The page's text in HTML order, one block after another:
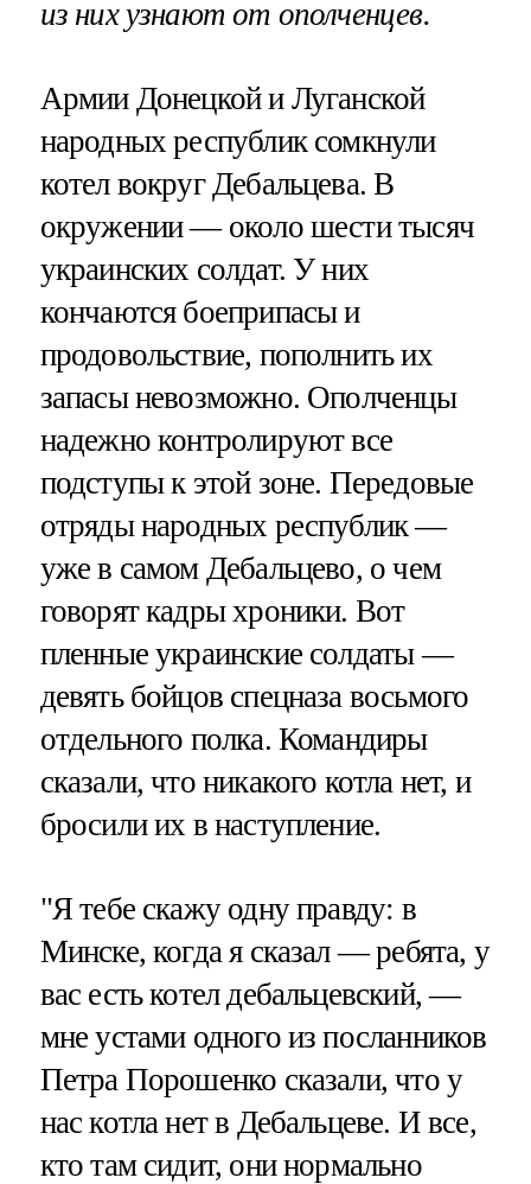
из них узнают от ополченцев.
Армии Донецкой и Луганской
народных республик сомкнули
котел вокруг Дебальцева. В
окружении — около шести тысяч
украинских солдат. У них
кончаются боеприпасы и
продовольствие, пополнить их
запасы невозможно. Ополченцы
надежно контролируют все
подступы к этой зоне. Передовые
отряды народных республик —
уже в самом Дебальцево, о чем
говорят кадры хроники. Вот
пленные украинские солдаты —
девять бойцов спецназа восьмого
отдельного полка. Командиры
сказали, что никакого котла нет, и
бросили их в наступление.
"Я тебе скажу одну правду: в
Минске, когда я сказал — ребята, у
вас есть котел дебальцевский, —
мне устами одного из посланников
Петра Порошенко сказали, что у
нас котла нет в Дебальцеве. И все,
кто там сидит, они нормально